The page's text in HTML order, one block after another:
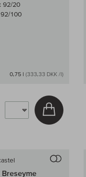
92/20
92/100
0,75 l (333,33 DKK /l)
Læg i kurv
Breseyme